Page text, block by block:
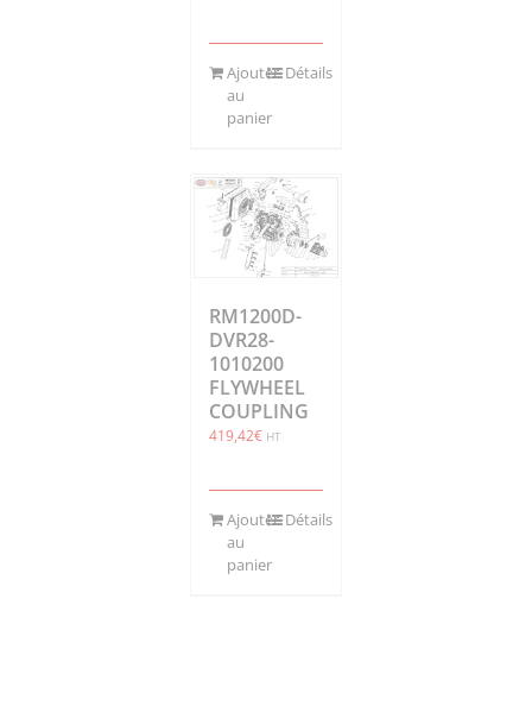
Ajouter
au
panier
Détails
RM1200D-
DVR28-
1010200
FLYWHEEL
COUPLING
419,42€ HT
Ajouter
au
panier
Détails